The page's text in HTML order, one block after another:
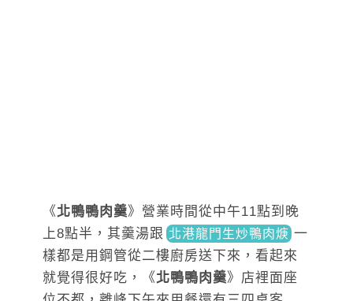
《北鴨鴨肉羹》營業時間從中午11點到晚
上8點半，其羹湯跟 北港龍門生炒鴨肉焿 一
樣都是用鋼管從二樓廚房送下來，看起來
就覺得很好吃，《北鴨鴨肉羹》店裡面座